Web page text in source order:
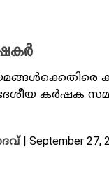
കർഷക
| September 27,